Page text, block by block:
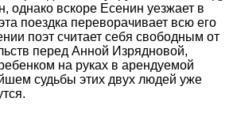
однако вскоре Есенин уезжает в
поездка переворачивает всю его
поэт считает себя свободным от
перед Анной Изрядновой,
на руках в арендуемой
судьбы этих двух людей уже